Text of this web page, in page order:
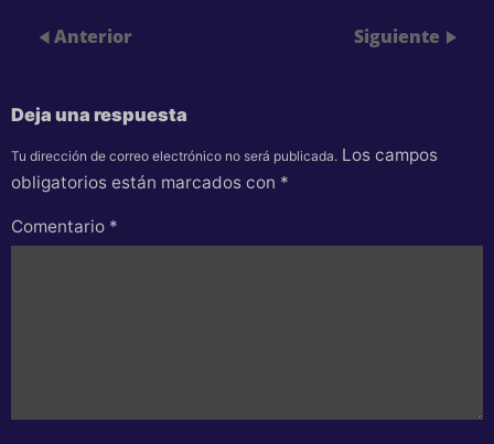
Anterior Siguiente
Deja una respuesta
Tu dirección de correo electrónico no será publicada. Los campos
obligatorios están marcados con *
Comentario *